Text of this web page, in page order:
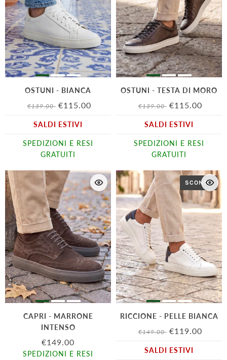
OSTUNI - BIANCA
€139.00 €115.00
SALDI ESTIVI
SPEDIZIONI E RESI
GRATUITI
OSTUNI - TESTA DI MORO
€139.00 €115.00
SALDI ESTIVI
SPEDIZIONI E RESI
GRATUITI
CAPRI - MARRONE
INTENSO
€149.00
SPEDIZIONI E RESI
SCONTO
RICCIONE - PELLE BIANCA
€149.00 €119.00
SALDI ESTIVI